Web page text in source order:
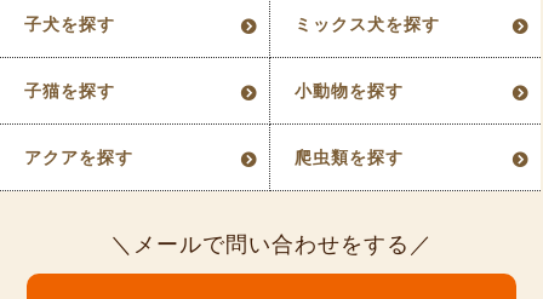
子犬を探す ミックス犬を探す
子猫を探す 小動物を探す
アクアを探す 爬虫類を探す
メールで問い合わせをする